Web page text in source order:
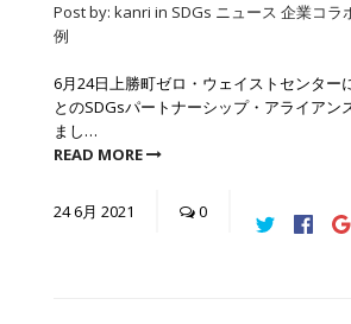
Post by: kanri in SDGs ニュース 企業コラ
例
6月24日上勝町ゼロ・ウェイストセンター
とのSDGsパートナーシップ・アライアン
まし…
READ MORE
246月 2021 0